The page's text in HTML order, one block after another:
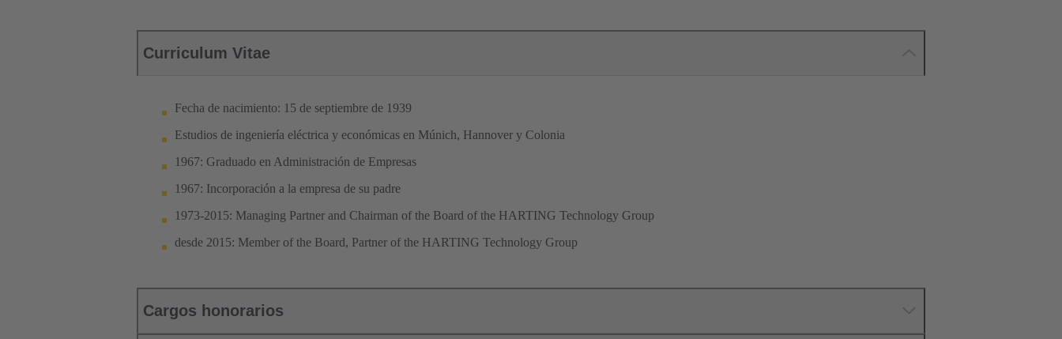
Curriculum Vitae
Fecha de nacimiento: 15 de septiembre de 1939
Estudios de ingeniería eléctrica y económicas en Múnich, Hannover y Colonia
1967: Graduado en Administración de Empresas
1967: Incorporación a la empresa de su padre
1973-2015: Managing Partner and Chairman of the Board of the HARTING Technology Group
desde 2015: Member of the Board, Partner of the HARTING Technology Group
Cargos honorarios